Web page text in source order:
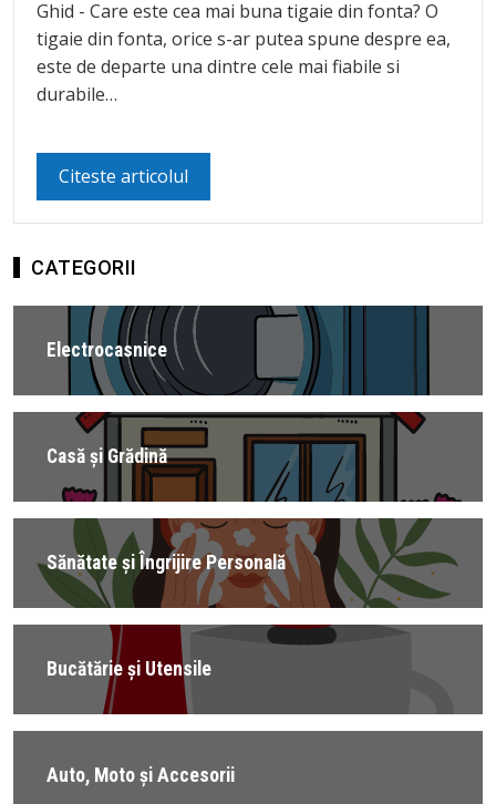
Ghid - Care este cea mai buna tigaie din fonta? O
tigaie din fonta, orice s-ar putea spune despre ea,
este de departe una dintre cele mai fiabile si
durabile…
Citeste articolul
CATEGORII
Electrocasnice
Casă și Grădină
Sănătate și Îngrijire Personală
Bucătărie și Utensile
Auto, Moto și Accesorii